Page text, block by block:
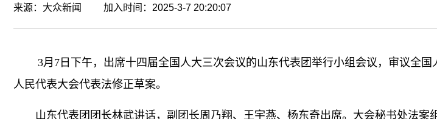
来源：大众新闻 加入时间：2025-3-7 20:20:07
3月7日下午，出席十四届全国人大三次会议的山东代表团举行小组会议，审议全国
人民代表大会代表法修正草案。
山东代表团团长林武讲话，副团长周乃翔、王宇燕、杨东奇出席。大会秘书处法案